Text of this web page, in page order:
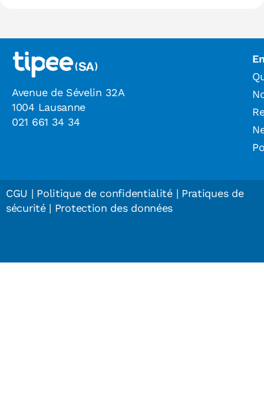
Avenue de Sévelin 32A
1004 Lausanne
021 661 34 34
CGU | Politique de confidentialité| Pratiques de
sécurité| Protection des données